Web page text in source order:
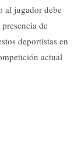
al jugador debe
de
deportistas en
actual